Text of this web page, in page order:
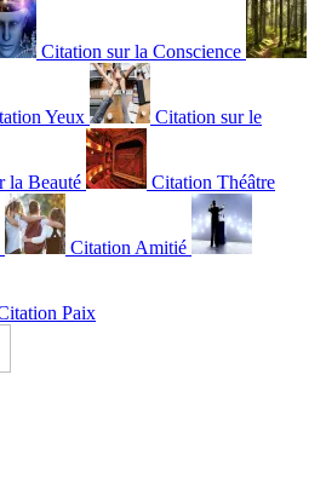
Citation sur la Conscience
Yeux Citation sur le
la Beauté Citation Théâtre
Citation Amitié
Paix